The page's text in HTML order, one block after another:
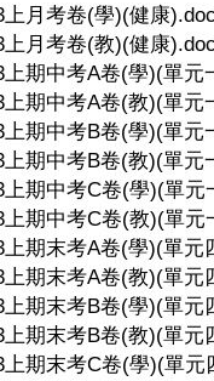
上月考卷(學)(健康
上月考卷(教)(健康
上期中考A卷(學)(單元
上期中考A卷(教)(單元
上期中考B卷(學)(單元
上期中考B卷(教)(單元
上期中考C卷(學)(單元
上期中考C卷(教)(單元
上期末考A卷(學)(單元
上期末考A卷(教)(單元
上期末考B卷(學)(單元
上期末考B卷(教)(單元
上期末考C卷(學)(單元